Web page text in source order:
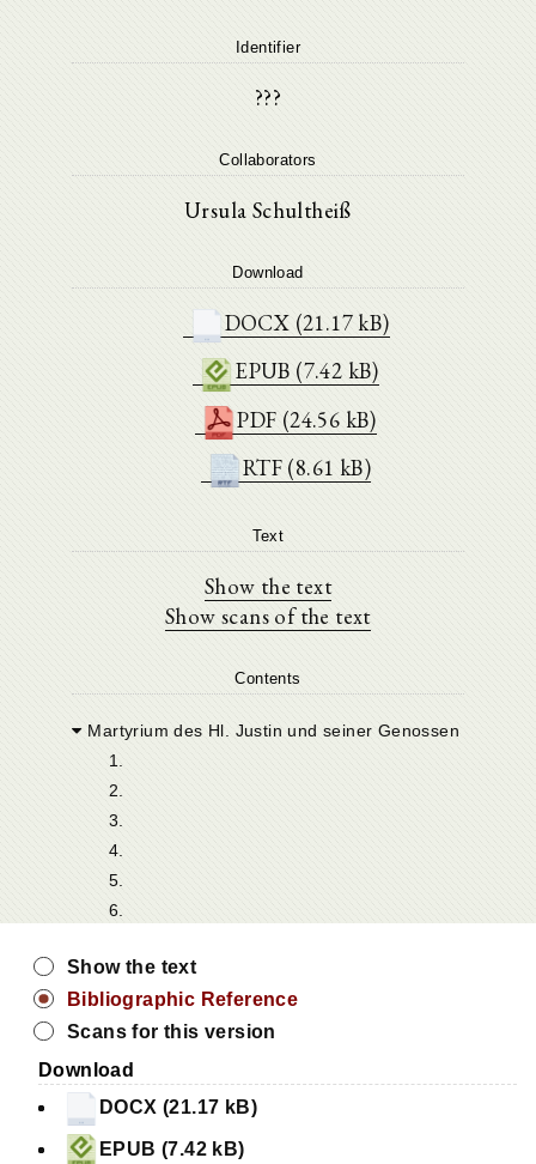
Identifier
???
Collaborators
Ursula Schultheiß
Download
DOCX (21.17 kB)
EPUB (7.42 kB)
PDF (24.56 kB)
RTF (8.61 kB)
Text
Show the text
Show scans of the text
Contents
Martyrium des Hl. Justin und seiner Genossen
1.
2.
3.
4.
5.
6.
Show the text
Bibliographic Reference
Scans for this version
Download
DOCX (21.17 kB)
EPUB (7.42 kB)